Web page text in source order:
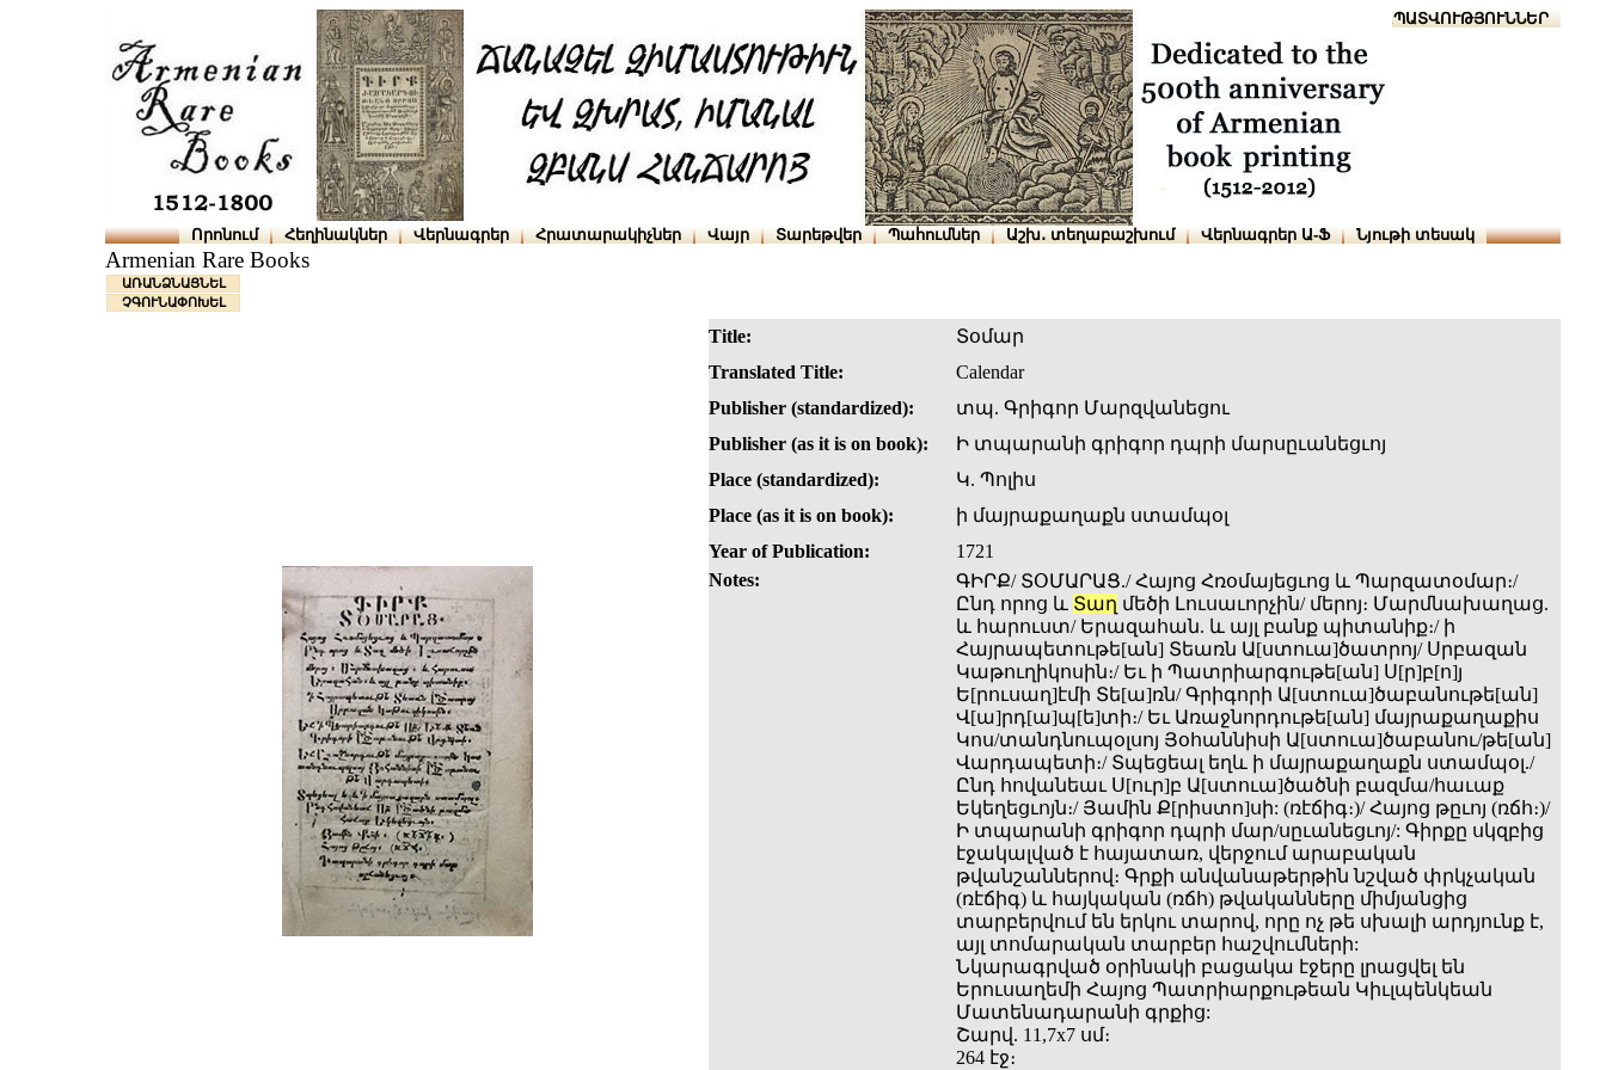
ՆԱԽԱՊԱՏՎՈՒԹՅՈՒՆՆԵՐ
Որոնում Հեղինակներ Վերնագրեր Հրատարակիչներ Վայր Տարեթվեր Պահումներ Աշխ․ տեղաբաշխում Վերնագրեր Ա-Ֆ Նյութի տեսակ
Armenian Rare Books
ԱՌԱՆՁՆԱՑՆԵԼ
ՉԳՈՒՆԱՓՈԽԵԼ
Title:
Տօմար
Translated Title:
Calendar
Publisher (standardized):
տպ. Գրիգոր Մարզվանեցու
Publisher (as it is on book):
Ի տպարանի գրիգոր դպրի մարսըւանեցւոյ
Place (standardized):
Կ. Պոլիս
Place (as it is on book):
ի մայրաքաղաքն ստամպօլ
Year of Publication:
1721
Notes:
ԳԻՐՔ/ ՏՕՄԱՐԱՑ./ Հայոց Հռօմայեցւոց և Պարզատօմար։/
Ընդ որոց և Տաղ մեծի Լուսաւորչին/ մերոյ։ Մարմնախաղաց.
և հարուստ/ Երազահան. և այլ բանք պիտանիք։/ ի
Հայրապետութե[ան] Տեառն Ա[ստուա]ծատրոյ/ Սրբազան
Կաթուղիկոսին։/ Եւ ի Պատրիարգութե[ան] Ս[ր]բ[ո]յ
Ե[րուսաղ]էմի Տե[ա]ռն/ Գրիգորի Ա[ստուա]ծաբանութե[ան]
Վ[ա]րդ[ա]պ[ե]տի։/ Եւ Առաջնորդութե[ան] մայրաքաղաքիս
Կոս/տանդնուպօլսոյ Յօհաննիսի Ա[ստուա]ծաբանու/թե[ան]
Վարդապետի։/ Տպեցեալ եղև ի մայրաքաղաքն ստամպօլ./
Ընդ հովանեաւ Ս[ուր]բ Ա[ստուա]ծածնի բազմա/հաւաք
Եկեղեցւոյն։/ Յամին Ք[րիստո]սի: (ռէճիգ։)/ Հայոց թըւոյ (ռճհ։)/
Ի տպարանի գրիգոր դպրի մար/սըւանեցւոյ/: Գիրքը սկզբից
էջակալված է հայատառ, վերջում արաբական
թվանշաններով։ Գրքի անվանաթերթին նշված փրկչական
(ռէճիգ) և հայկական (ռճհ) թվականները միմյանցից
տարբերվում են երկու տարով, որը ոչ թե սխալի արդյունք է,
այլ տոմարական տարբեր հաշվումների:
Նկարագրված օրինակի բացակա էջերը լրացվել են
Երուսաղեմի Հայոց Պատրիարքութեան Կիւլպենկեան
Մատենադարանի գրքից:
Շարվ. 11,7x7 սմ։
264 էջ։